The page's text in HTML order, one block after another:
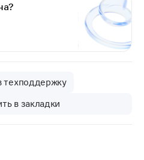
техподдержку
в закладки